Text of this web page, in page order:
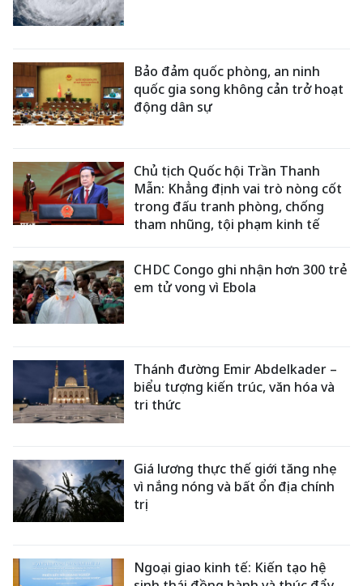
Bảo đảm quốc phòng, an ninh
quốc gia song không cản trở hoạt
động dân sự
Chủ tịch Quốc hội Trần Thanh
Mẫn: Khẳng định vai trò nòng cốt
trong đấu tranh phòng, chống
tham nhũng, tội phạm kinh tế
CHDC Congo ghi nhận hơn 300 trẻ
em tử vong vì Ebola
Thánh đường Emir Abdelkader –
biểu tượng kiến trúc, văn hóa và
tri thức
Giá lương thực thế giới tăng nhẹ
vì nắng nóng và bất ổn địa chính
trị
Ngoại giao kinh tế: Kiến tạo hệ